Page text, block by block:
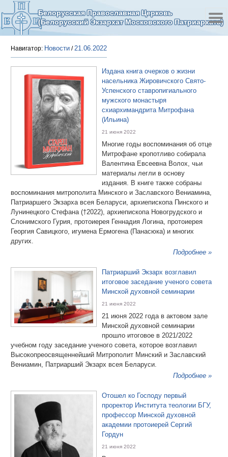
Белорусская Православная Церковь
(Белорусский Экзархат Московского Патриархата)
Навигатор: Новости /21.06.2022
Издана книга очерков о жизни
насельника Жировичского Свято-
Успенского ставропигиального
мужского монастыря
схиархимандрита Митрофана
(Ильина)
21 июня 2022
Многие годы воспоминания об отце
Митрофане кропотливо собирала
Валентина Евсеевна Волох, чьи
материалы легли в основу
издания. В книге также собраны
воспоминания митрополита Минского и Заславского Вениамина,
Патриаршего Экзарха всея Беларуси, архиепископа Пинского и
Лунинецкого Стефана (†2022), архиепископа Новогрудского и
Слонимского Гурия, протоиерея Геннадия Логина, протоиерея
Георгия Савицкого, игумена Ермогена (Панасюка) и многих
других.
Подробнее »
Патриарший Экзарх возглавил
итоговое заседание ученого совета
Минской духовной семинарии
21 июня 2022
21 июня 2022 года в актовом зале
Минской духовной семинарии
прошло итоговое в 2021/2022
учебном году заседание ученого совета, которое возглавил
Высокопреосвященнейший Митрополит Минский и Заславский
Вениамин, Патриарший Экзарх всея Беларуси.
Подробнее »
Отошел ко Господу первый
проректор Института теологии БГУ,
профессор Минской духовной
академии протоиерей Сергий
Гордун
21 июня 2022